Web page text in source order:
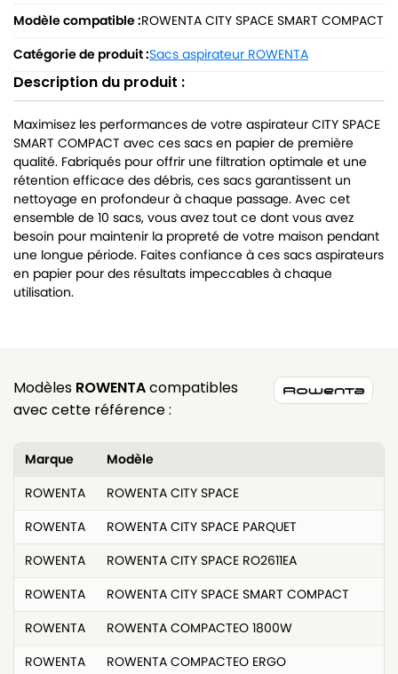
Modèle compatible :ROWENTA CITY SPACE SMART COMPACT
Catégorie de produit :Sacs aspirateur ROWENTA
Description du produit :
Maximisez les performances de votre aspirateur CITY SPACE
SMART COMPACT avec ces sacs en papier de première
qualité. Fabriqués pour offrir une filtration optimale et une
rétention efficace des débris, ces sacs garantissent un
nettoyage en profondeur à chaque passage. Avec cet
ensemble de 10 sacs, vous avez tout ce dont vous avez
besoin pour maintenir la propreté de votre maison pendant
une longue période. Faites confiance à ces sacs aspirateurs
en papier pour des résultats impeccables à chaque
utilisation.
Modèles ROWENTAcompatibles
avec cette référence :
Marque
Modèle
ROWENTA
ROWENTA CITY SPACE
ROWENTA
ROWENTA CITY SPACE PARQUET
ROWENTA
ROWENTA CITY SPACE RO2611EA
ROWENTA
ROWENTA CITY SPACE SMART COMPACT
ROWENTA
ROWENTA COMPACTEO 1800W
ROWENTA
ROWENTA COMPACTEO ERGO